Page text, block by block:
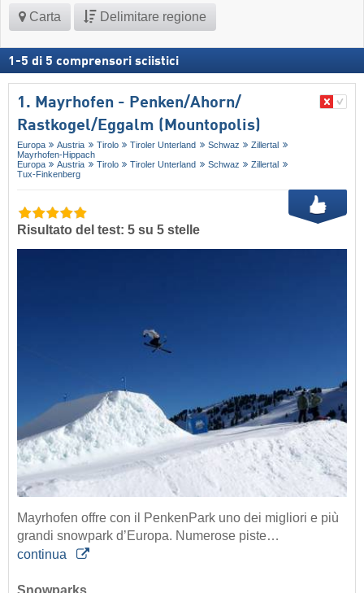
Carta Delimitare regione
1 -5 di 5 comprensori sciistici
1. Mayrhofen - Penken/​Ahorn/​
Rastkogel/​Eggalm (Mountopolis)
Europa Austria Tirolo Tiroler Unterland Schwaz
Zillertal
Mayrhofen-Hippach
Europa
Austria Tirolo Tiroler Unterland Schwaz
Zillertal
Tux-Finkenberg
Risultato del test: 5 su 5 stelle
Mayrhofen offre con il PenkenPark uno dei migliori e più
grandi snowpark d’Europa. Numerose piste…
continua
Snowparks